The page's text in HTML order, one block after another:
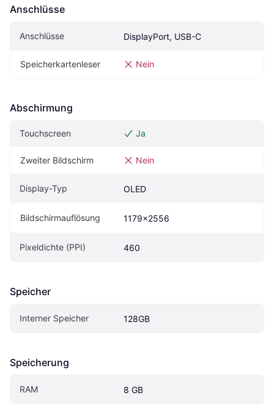
Anschlüsse
Anschlüsse DisplayPort, USB-C
Speicherkartenleser Nein
Abschirmung
Touchscreen Ja
Zweiter Bildschirm Nein
Display-Typ OLED
Bildschirmauflösung 1179x2556
Pixeldichte (PPI) 460
Speicher
Interner Speicher 128GB
Speicherung
RAM 8 GB